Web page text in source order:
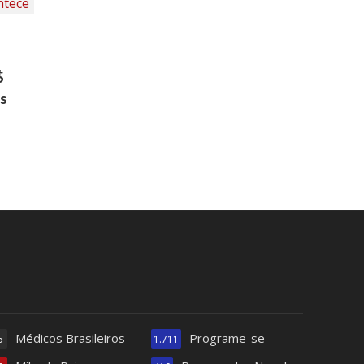
Médicos Brasileiros Programe-se
1.711